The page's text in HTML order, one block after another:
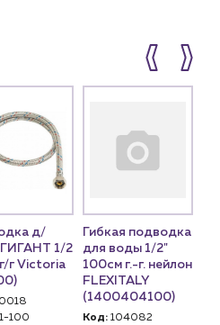
д/
1/2
г Victoria
100
Гибкая подводка
для воды 1/2"
100см г.-г. нейлон
FLEXITALY
(1400404100)
Код: 104082